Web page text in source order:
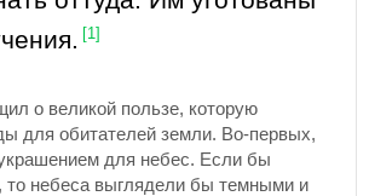
[1]
о великой пользе, которую
для обитателей земли. Во-первых,
для небес. Если бы
то небеса выглядели бы темными и